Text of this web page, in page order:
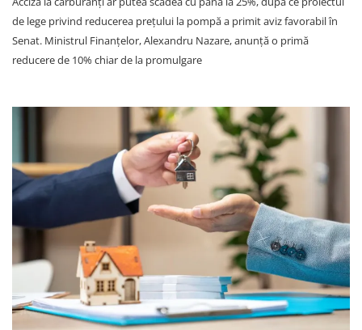
de lege privind reducerea prețului la pompă a primit aviz favorabil în
Senat. Ministrul Finanțelor, Alexandru Nazare, anunță o primă
reducere de 10% chiar de la promulgare